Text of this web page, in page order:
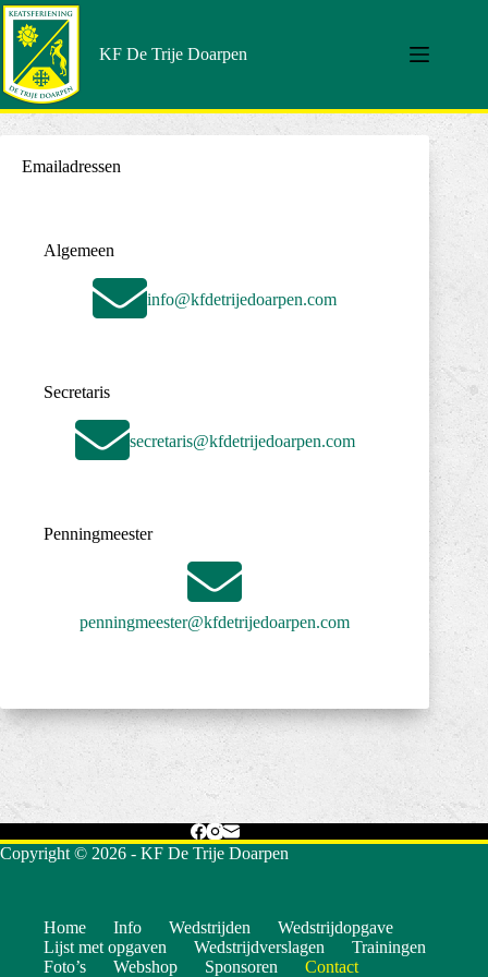
KF De Trije Doarpen
Emailadressen
Algemeen
info@kfdetrijedoarpen.com
Secretaris
secretaris@kfdetrijedoarpen.com
Penningmeester
penningmeester@kfdetrijedoarpen.com
Copyright © 2026 - KF De Trije Doarpen
Home Info Wedstrijden
Wedstrijdopgave
Lijst met opgaven
Wedstrijdverslagen
Trainingen
Foto’s
Webshop Sponsoren Contact